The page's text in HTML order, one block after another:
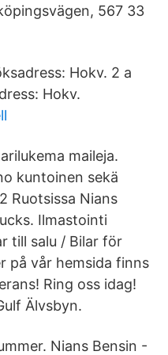
567 33
Hokv. 2 a
Hokv.
maileja.
kuntoinen sekä
Ruotsissa Nians
Ilmastointi
till salu / Bilar för
på vår hemsida finns
Ring oss idag!
Älvsbyn.
Nians Bensin -